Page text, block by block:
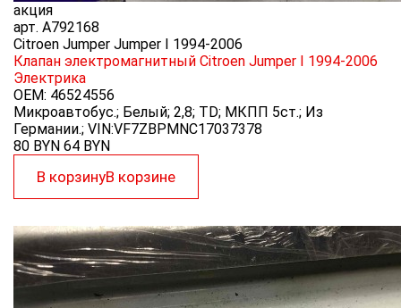
акция
арт. A792168
Citroen Jumper Jumper I 1994-2006
Клапан электромагнитный Citroen Jumper I 1994-2006
Электрика
OEM: 46524556
Микроавтобус.; Белый; 2,8; TD; МКПП 5ст.; Из
Германии.; VIN:VF7ZBPMNC17037378
80 BYN 64 BYN
В корзинуВ корзине